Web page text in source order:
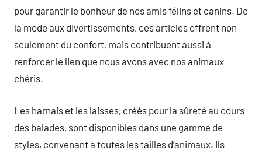
pour garantir le bonheur de nos amis félins et canins. De
la mode aux divertissements, ces articles offrent non
seulement du confort, mais contribuent aussi à
renforcer le lien que nous avons avec nos animaux
chéris.
Les harnais et les laisses, créés pour la sûreté au cours
des balades, sont disponibles dans une gamme de
styles, convenant à toutes les tailles d’animaux. Ils